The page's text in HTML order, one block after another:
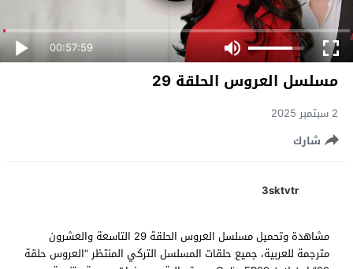
00:57:59
مسلسل العروس الحلقة 29
2 سبتمبر 2025
شارك
3sktvtr
مشاهدة وتحميل مسلسل العروس الحلقة 29 التاسعة والعشرون
مترجمة للعربية، جميع حلقات المسلسل التركي المنتظر “العروس حلقة